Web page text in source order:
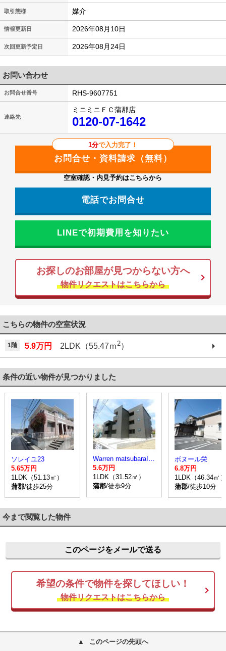
取引態様 媒介
情報更新日 2026年08月10日
次回更新予定日 2026年08月24日
お問い合わせ
お問合せ番号 RHS-9607751
連絡先
ミニミニＦＣ蒲郡店
0120-07-1642
1分で入力完了！
空室確認・内見予約はこちらから
電話でお問合せ
LINEで初期費用を知りたい
お探しのお部屋が見つからない方へ
物件リクエストはこちらから
こちらの物件の空室状況
1階 5.9万円 2LDK（55.47ｍ2）
条件の近い物件が見つかりました
ソレイユ23
5.65万円
1LDK（51.13㎡）
蒲郡/徒歩25分
5.6万円
1LDK（31.52㎡）
蒲郡/徒歩9分
ボヌール栄
6.8万円
1LDK（46.34㎡）
蒲郡/徒歩10分
今まで閲覧した物件
このページをメールで送る
希望の条件で物件を探してほしい！
物件リクエストはこちらから
このページの先頭へ